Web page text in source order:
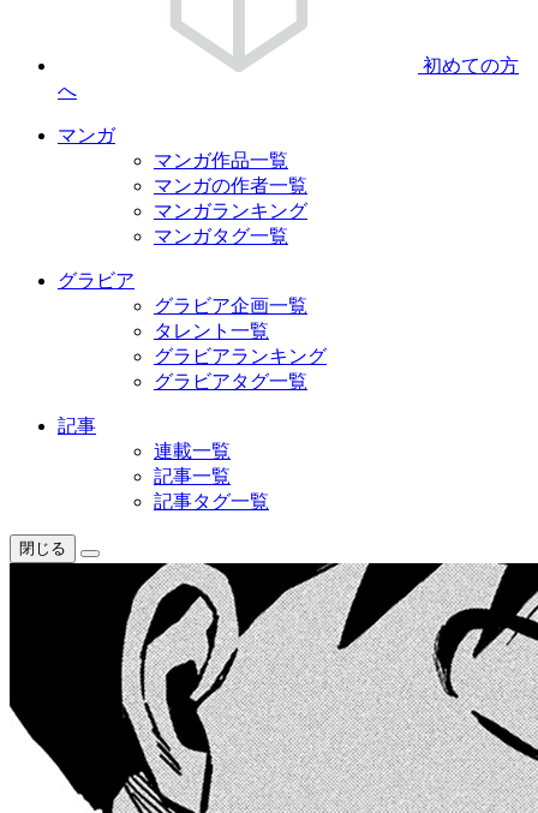
初めての方
へ
マンガ
マンガ作品一覧
マンガの作者一覧
マンガランキング
マンガタグ一覧
グラビア
グラビア企画一覧
タレント一覧
グラビアランキング
グラビアタグ一覧
記事
連載一覧
記事一覧
記事タグ一覧
閉じる